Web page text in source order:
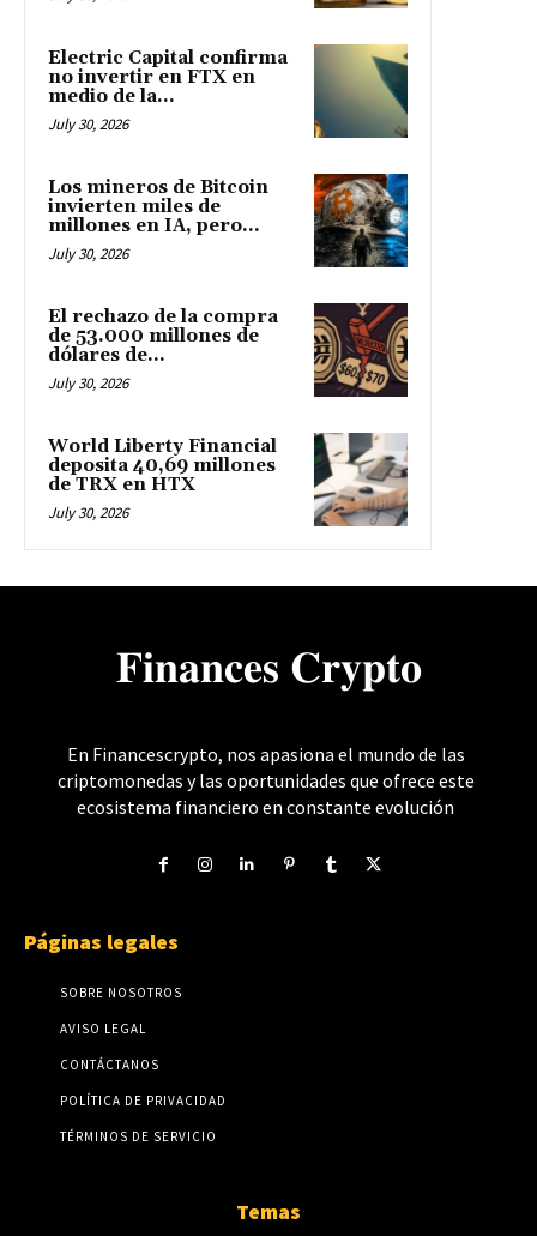
Electric Capital confirma
no invertir en FTX en
medio de la...
July 30, 2026
Los mineros de Bitcoin
invierten miles de
millones en IA, pero...
July 30, 2026
El rechazo de la compra
de 53.000 millones de
dólares de...
July 30, 2026
World Liberty Financial
deposita 40,69 millones
de TRX en HTX
July 30, 2026
𝐅𝐢𝐧𝐚𝐧𝐜𝐞𝐬 𝐂𝐫𝐲𝐩𝐭𝐨
En Financescrypto, nos apasiona el mundo de las
criptomonedas y las oportunidades que ofrece este
ecosistema financiero en constante evolución
Páginas legales
SOBRE NOSOTROS
AVISO LEGAL
CONTÁCTANOS
POLÍTICA DE PRIVACIDAD
TÉRMINOS DE SERVICIO
Temas